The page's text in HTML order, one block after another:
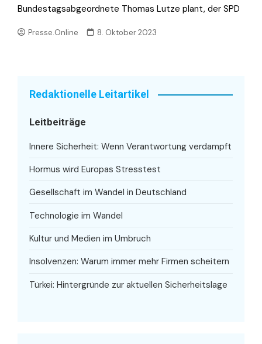
Bundestagsabgeordnete Thomas Lutze plant, der SPD
Presse.Online 8. Oktober 2023
Redaktionelle Leitartikel
Leitbeiträge
Innere Sicherheit: Wenn Verantwortung verdampft
Hormus wird Europas Stresstest
Gesellschaft im Wandel in Deutschland
Technologie im Wandel
Kultur und Medien im Umbruch
Insolvenzen: Warum immer mehr Firmen scheitern
Türkei: Hintergründe zur aktuellen Sicherheitslage